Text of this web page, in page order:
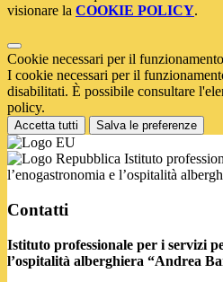
visionare la COOKIE POLICY.
Cookie necessari per il funzionamento
I cookie necessari per il
disabilitati. È possibile consultare
policy.
Accetta tutti Salva le preferenze
Istituto
l’enogastronomia e l’ospitalità
Contatti
Istituto professionale per i servizi
l’ospitalità alberghiera “Andrea